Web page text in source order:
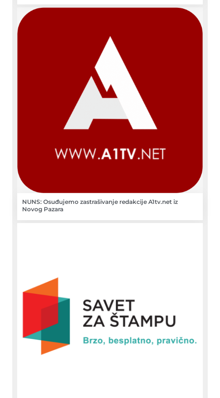
NUNS: Osuđujemo zastrašivanje redakcije A1tv.net iz
Novog Pazara